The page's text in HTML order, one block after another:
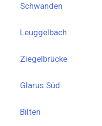
Schwanden
Leuggelbach
Ziegelbrücke
Glarus Süd
Bilten